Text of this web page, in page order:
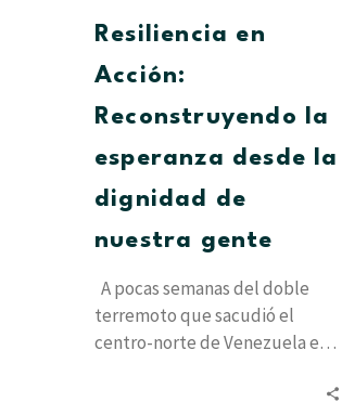
Resiliencia en
Acción:
Reconstruyendo la
esperanza desde la
dignidad de
nuestra gente
A pocas semanas del doble
terremoto que sacudió el
centro-norte de Venezuela el